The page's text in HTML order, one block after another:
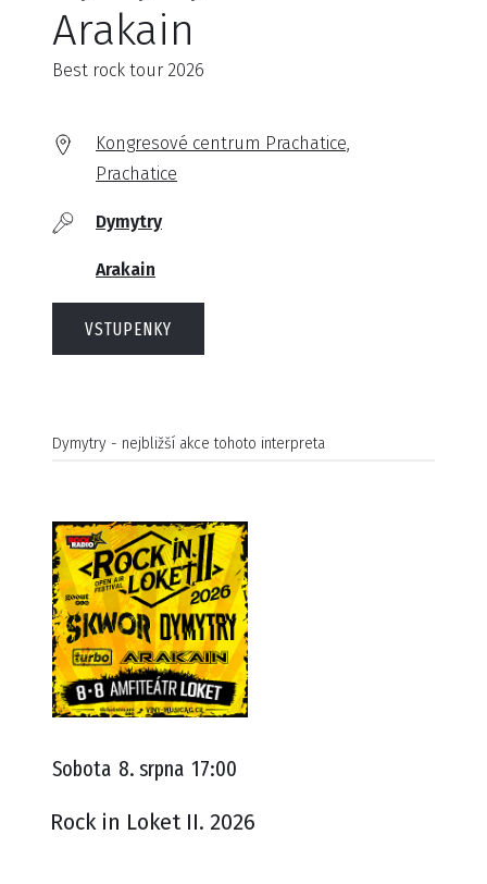
Arakain
Best rock tour 2026
Kongresové centrum Prachatice,
Prachatice
Dymytry
Arakain
VSTUPENKY
Dymytry - nejbližší akce tohoto interpreta
Sobota 8. srpna 17:00
Rock in Loket II. 2026